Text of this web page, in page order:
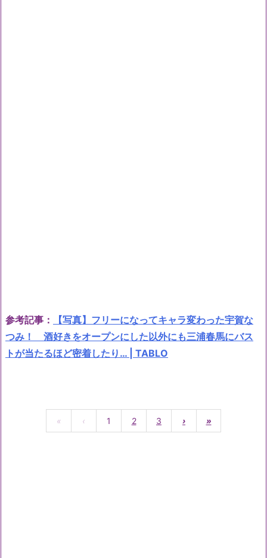
参考記事：
【写真】フリーになってキャラ変わった宇賀な
つみ！ 酒好きをオープンにした以外にも三浦春馬にバス
トが当たるほど密着したり… | TABLO
« ‹ 1 2 3 › »